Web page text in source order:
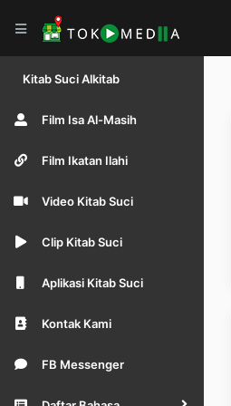
Kitab Suci Alkitab
Film Isa Al-Masih
Film Ikatan Ilahi
Video Kitab Suci
Clip Kitab Suci
Aplikasi Kitab Suci
Kontak Kami
FB Messenger